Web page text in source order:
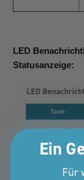
LED
Statusanzeige:
Ein
Für